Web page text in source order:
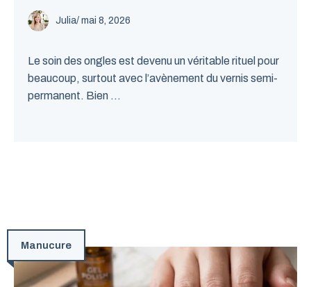
Julia/ mai 8, 2026
Le soin des ongles est devenu un véritable rituel pour
beaucoup, surtout avec l’avènement du vernis semi-
permanent. Bien ...
Manucure